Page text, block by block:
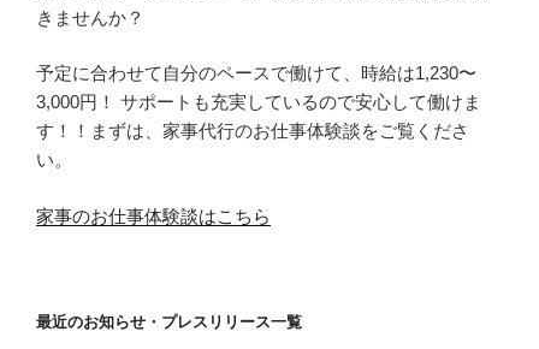
きませんか？
予定に合わせて自分のペースで働けて、時給は1,230〜
3,000円！ サポートも充実しているので安心して働けま
す！！まずは、家事代行のお仕事体験談をご覧くださ
い。
家事のお仕事体験談はこちら
最近のお知らせ・プレスリリース一覧